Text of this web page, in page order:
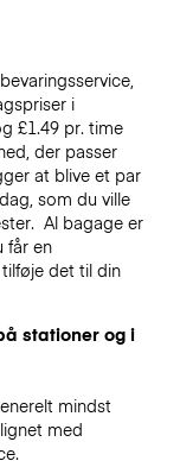
i
£1.49 pr. time
der passer
at blive et par
som du ville
Al bagage er
får en
det til din
stationer og i
mindst
med